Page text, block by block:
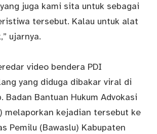
juga kami sita untuk sebagai
tersebut. Kalau untuk alat
ujarnya.
video bendera PDI
yang diduga dibakar viral di
Badan Bantuan Hukum Advokasi
melaporkan kejadian tersebut ke
Pemilu (Bawaslu) Kabupaten